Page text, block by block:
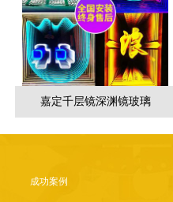
嘉定千层镜深渊镜玻璃
成功案例